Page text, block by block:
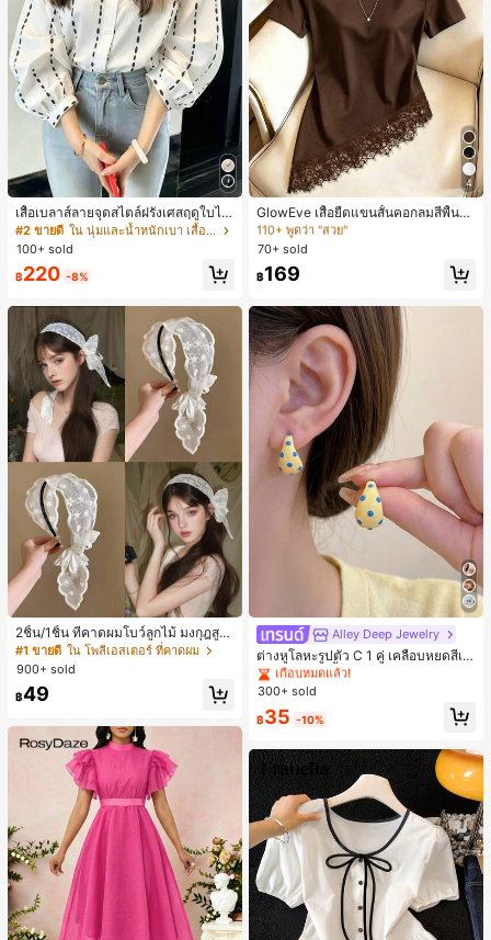
เสื้อเบลาส์ลายจุดสไตล์ฝรั่งเศสฤดูใบไม้
ร่วง, ทรงเข้ารูป, แขนยาวคอวี, สไตล์ให
ม่ฤดูใบไม้ผลิ, ป้องกันแสงแดด, ใส่ไป
ทำงานและลำลอง สีขาว
#2 ขายดี
ใน นุ่มและน้ำหนักเบา เสื้อสตรี เสื้อเบลาส์ & Tee
100+ sold
฿220 -8%
2ชิ้น/1ชิ้น ที่คาดผมโบว์ลูกไม้ มงกุฎสูง
แถบกว้าง สีดำ สีขาว สำหรับใส่ประจำ
วัน กิ๊บติดผม ยางรัดผม (ลายปักดอกไม้
จัดวางแบบสุ่ม)
#1 ขายดี ใน โพลีเอสเตอร์ ที่คาดผม
900+ sold
฿49
4
GlowEve เสื้อยืดแขนสั้นคอกลมสีพื้นลำ
ลองอเนกประสงค์สำหรับผู้หญิง
#3 ขายดี
ใน สีน้ำตาล เสื้อยืดลำลองพื้นฐาน
110+ พูดว่า "สวย"
#3 ขายดี
110+ พูดว่า "สวย"
#3 ขายดี
110+ พูดว่า "สวย"
#3 ขายดี
ใน สีน้ำตาล เสื้อยืดลำลองพื้นฐาน
70+ sold
฿169
Alley Deep Jewelry
ต่างหูโลหะรูปตัว C 1 คู่ เคลือบหยดสีเห
ลือง ลายจุดสีน้ำเงิน สไตล์ยุโรปและอเม
ริกัน แฟชั่นส่วนตัว หวานและสง่างาม
ดินทาง งานแต่งงาน ปาร์ตี้ วันเกิด ของ
#1 ขายดี ใน โบโฮ ต่างหูผู้หญิง
เกือบหมดแล้ว!
ลูกค้ากลับมาซื้อซ้ำ!
#1 ขายดี ใน โบโฮ ต่างหูผู้หญิง
เกือบหมดแล้ว!
ลูกค้ากลับมาซื้อซ้ำ!
#1 ขายดี ใน โบโฮ ต่างหูผู้หญิง
เกือบหมดแล้ว!
ลูกค้ากลับมาซื้อซ้ำ!
#1 ขายดี
ใน โบโฮ ต่างหูผู้หญิง
ลูกค้ากลับมาซื้อซ้ำ!
300+ sold
฿35 -10%